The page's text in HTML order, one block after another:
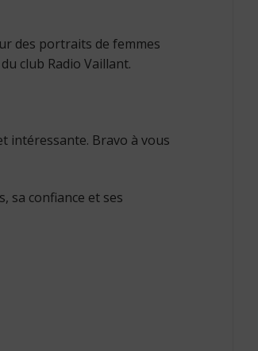
des portraits de femmes
club Radio Vaillant.
intéressante. Bravo à vous
sa confiance et ses